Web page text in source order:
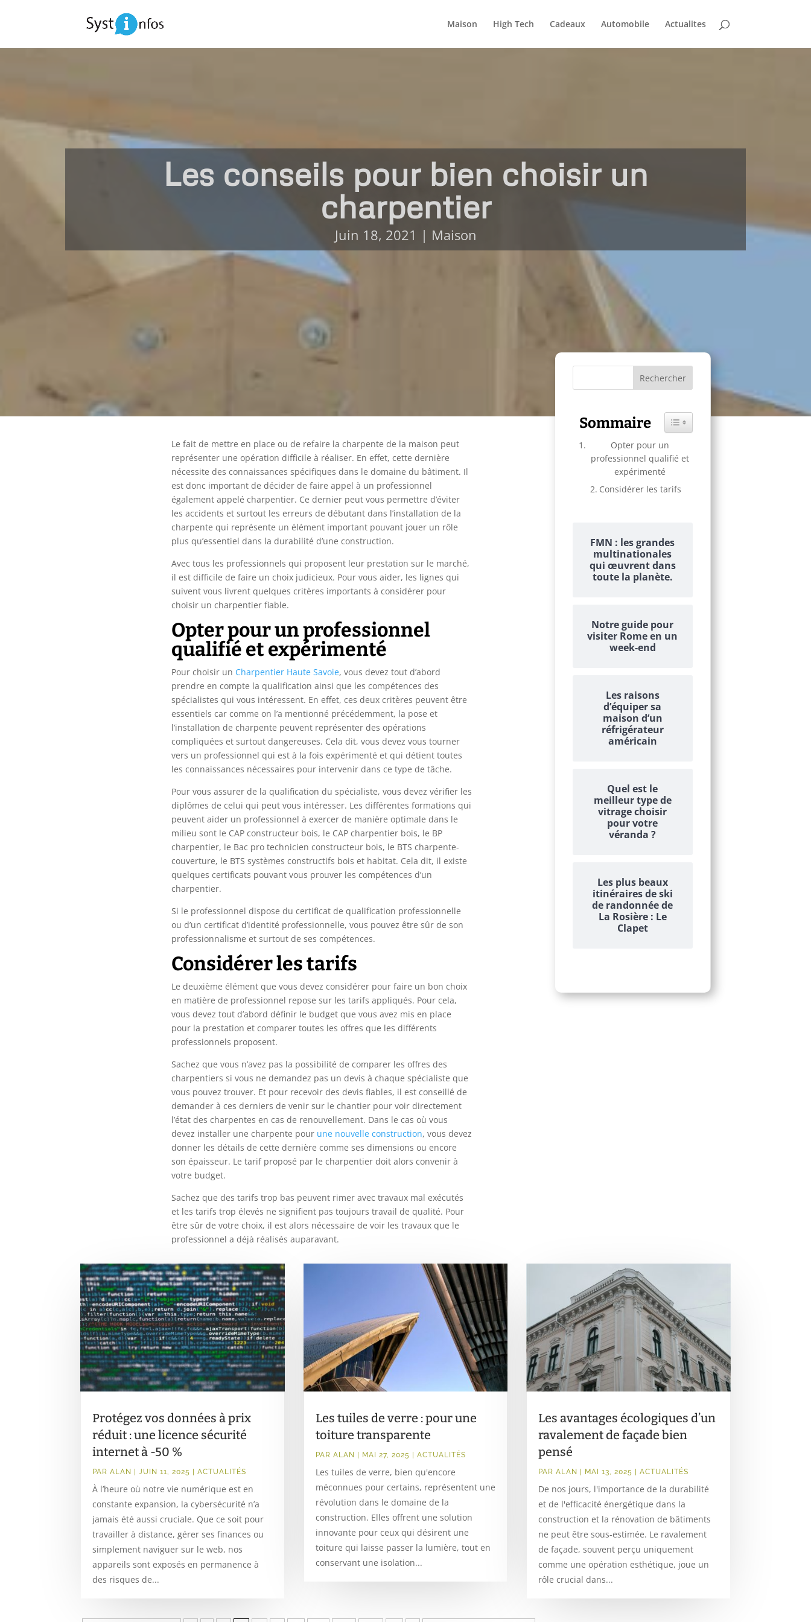
Maison High Tech Cadeaux Automobile Actualites
Les conseils pour bien choisir un
charpentier
Juin 18, 2021 | Maison
Le fait de mettre en place ou de refaire la charpente de la maison peut
représenter une opération difficile à réaliser. En effet, cette dernière
nécessite des connaissances spécifiques dans le domaine du bâtiment. Il
est donc important de décider de faire appel à un professionnel
également appelé charpentier. Ce dernier peut vous permettre d’éviter
les accidents et surtout les erreurs de débutant dans l’installation de la
charpente qui représente un élément important pouvant jouer un rôle
plus qu’essentiel dans la durabilité d’une construction.
Avec tous les professionnels qui proposent leur prestation sur le marché,
il est difficile de faire un choix judicieux. Pour vous aider, les lignes qui
suivent vous livrent quelques critères importants à considérer pour
choisir un charpentier fiable.
Opter pour un professionnel
qualifié et expérimenté
Pour choisir un Charpentier Haute Savoie, vous devez tout d’abord
prendre en compte la qualification ainsi que les compétences des
spécialistes qui vous intéressent. En effet, ces deux critères peuvent être
essentiels car comme on l’a mentionné précédemment, la pose et
l’installation de charpente peuvent représenter des opérations
compliquées et surtout dangereuses. Cela dit, vous devez vous tourner
vers un professionnel qui est à la fois expérimenté et qui détient toutes
les connaissances nécessaires pour intervenir dans ce type de tâche.
Pour vous assurer de la qualification du spécialiste, vous devez vérifier les
diplômes de celui qui peut vous intéresser. Les différentes formations qui
peuvent aider un professionnel à exercer de manière optimale dans le
milieu sont le CAP constructeur bois, le CAP charpentier bois, le BP
charpentier, le Bac pro technicien constructeur bois, le BTS charpente-
couverture, le BTS systèmes constructifs bois et habitat. Cela dit, il existe
quelques certificats pouvant vous prouver les compétences d’un
charpentier.
Si le professionnel dispose du certificat de qualification professionnelle
ou d’un certificat d’identité professionnelle, vous pouvez être sûr de son
professionnalisme et surtout de ses compétences.
Considérer les tarifs
Le deuxième élément que vous devez considérer pour faire un bon choix
en matière de professionnel repose sur les tarifs appliqués. Pour cela,
vous devez tout d’abord définir le budget que vous avez mis en place
pour la prestation et comparer toutes les offres que les différents
professionnels proposent.
Sachez que vous n’avez pas la possibilité de comparer les offres des
charpentiers si vous ne demandez pas un devis à chaque spécialiste que
vous pouvez trouver. Et pour recevoir des devis fiables, il est conseillé de
demander à ces derniers de venir sur le chantier pour voir directement
l’état des charpentes en cas de renouvellement. Dans le cas où vous
devez installer une charpente pour une nouvelle construction, vous devez
donner les détails de cette dernière comme ses dimensions ou encore
son épaisseur. Le tarif proposé par le charpentier doit alors convenir à
votre budget.
Sachez que des tarifs trop bas peuvent rimer avec travaux mal exécutés
et les tarifs trop élevés ne signifient pas toujours travail de qualité. Pour
être sûr de votre choix, il est alors nécessaire de voir les travaux que le
professionnel a déjà réalisés auparavant.
Sommaire Toggle Table of Content
Opter pour un
professionnel qualifié et
expérimenté
Considérer les tarifs
FMN : les grandes
multinationales
qui œuvrent dans
toute la planète.
Notre guide pour
visiter Rome en un
week-end
Les raisons
d’équiper sa
maison d’un
réfrigérateur
américain
Quel est le
meilleur type de
vitrage choisir
pour votre
véranda ?
Les plus beaux
itinéraires de ski
de randonnée de
La Rosière : Le
Clapet
Protégez vos données à prix
réduit : une licence sécurité
internet à -50 %
PARALAN |JUIN 11, 2025 |ACTUALITÉS
À l’heure où notre vie numérique est en
constante expansion, la cybersécurité n’a
jamais été aussi cruciale. Que ce soit pour
travailler à distance, gérer ses finances ou
simplement naviguer sur le web, nos
appareils sont exposés en permanence à
des risques de...
Les tuiles de verre : pour une
toiture transparente
PAR ALAN | MAI 27, 2025 | ACTUALITÉS
Les tuiles de verre, bien qu'encore
méconnues pour certains, représentent une
révolution dans le domaine de la
construction. Elles offrent une solution
innovante pour ceux qui désirent une
toiture qui laisse passer la lumière, tout en
conservant une isolation...
Les avantages écologiques d’un
ravalement de façade bien
pensé
PAR ALAN | MAI 13, 2025 | ACTUALITÉS
De nos jours, l'importance de la durabilité
et de l'efficacité énergétique dans la
construction et la rénovation de bâtiments
ne peut être sous-estimée. Le ravalement
de façade, souvent perçu uniquement
comme une opération esthétique, joue un
rôle crucial dans...